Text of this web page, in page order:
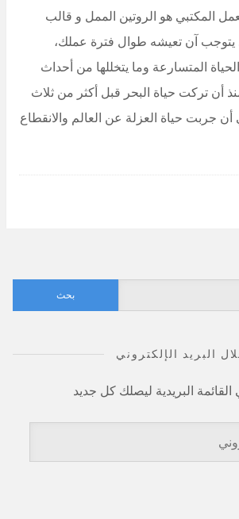
المكتبي هو الروتين الممل و قالب
يتوجب آن تعيشه طوال فترة عملك،
المتسارعة وما يتخللها من أحداث
أن تركت حياة البحر قبل أكثر من ثلاث
جربت حياة العزلة عن العالم والانقطاع
عن:
البريد الإلكتروني
البريدية ليصلك كل جديد